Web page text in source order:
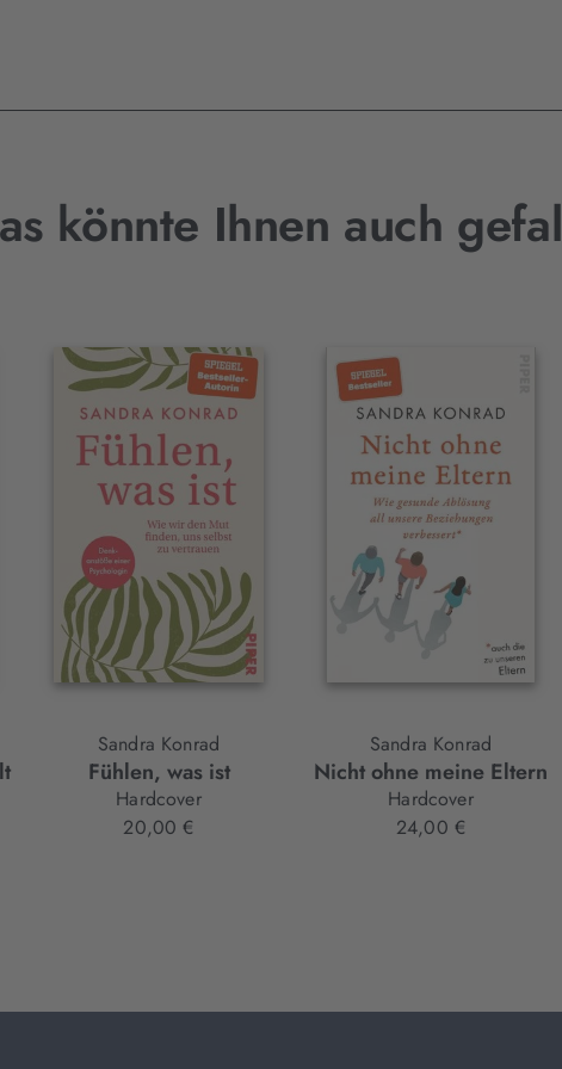
könnte Ihnen auch
Sandra Konrad
Fühlen, was ist
Hardcover
20,00 €
Sandra Konrad
Nicht ohne meine Eltern
Hardcover
24,00 €